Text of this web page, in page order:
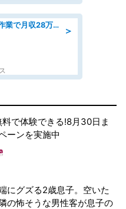
＞
検査/検品/ライン作業 軽作業で月収28万円可 センサー部品の箱詰め 日勤 土日休
料で体験できる!8月30日ま
ーンを実施中
にグズる2歳息子。空いた
の怖そうな男性客が息子の